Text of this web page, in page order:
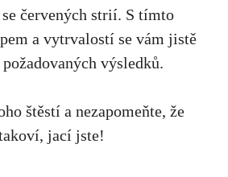
červených strií. S tímto
⁣a vytrvalostí se vám jistě
výsledků.
štěstí a nezapomeňte, ‌že⁢
jací ⁤jste!